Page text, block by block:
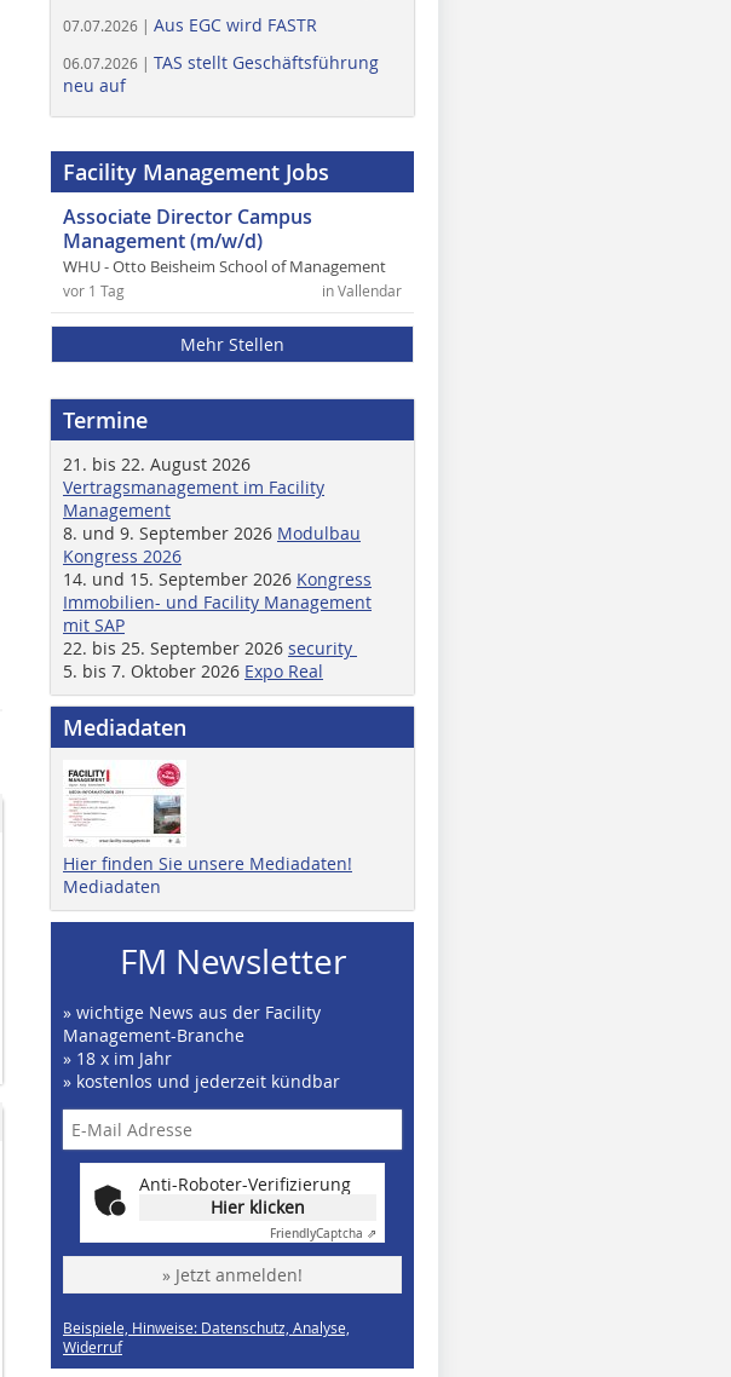
07.07.2026 | Aus EGC wird FASTR
06.07.2026 | TAS stellt Geschäftsführung
neu auf
Facility Management Jobs
Associate Director Campus
Management (m/w/d)
WHU - Otto Beisheim School of Management
in Vallendar
vor 1 Tag
Mehr Stellen
Termine
21. bis 22. August 2026
Vertragsmanagement im Facility
Management
8. und 9. September 2026 Modulbau
Kongress 2026
14. und 15. September 2026 Kongress
Immobilien- und Facility Management
mit SAP
22. bis 25. September 2026 security
5. bis 7. Oktober 2026 Expo Real
Mediadaten
Hier finden Sie unsere Mediadaten!
Mediadaten
FM Newsletter
» wichtige News aus der Facility
Management-Branche
» 18 x im Jahr
» kostenlos und jederzeit kündbar
Anti-Roboter-Verifizierung
Hier klicken
FriendlyCaptcha ⇗
» Jetzt anmelden!
Beispiele, Hinweise: Datenschutz, Analyse,
Widerruf